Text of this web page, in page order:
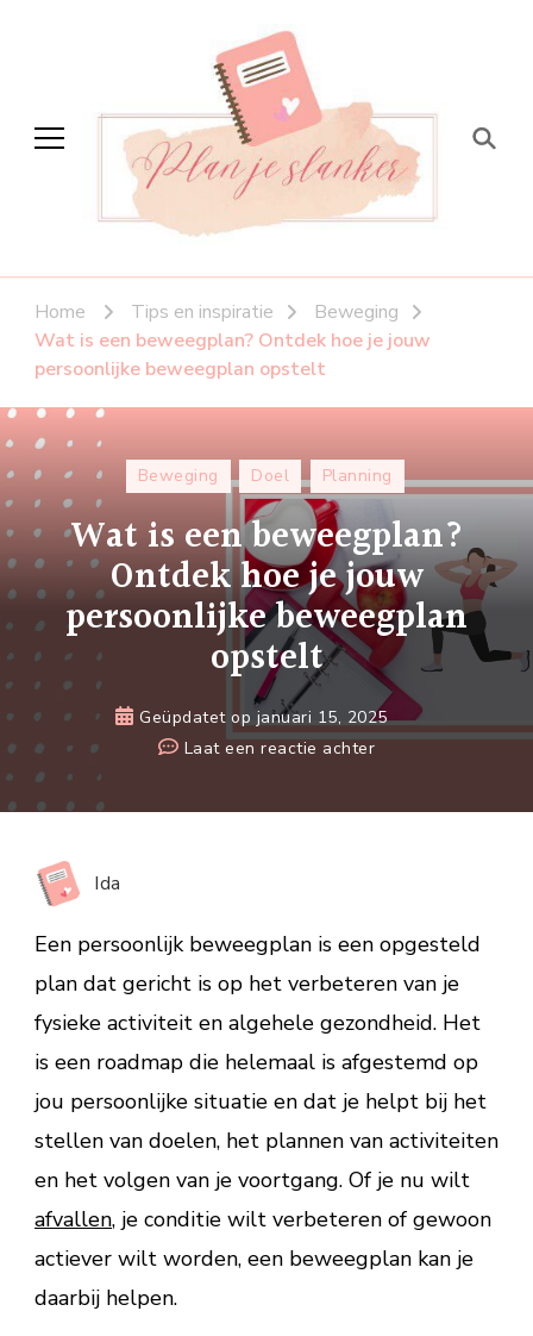
Plan je slanker
Home Tips en inspiratie
Beweging
Wat is een beweegplan? Ontdek hoe je jouw
persoonlijke beweegplan opstelt
Beweging Doel Planning
Wat is een beweegplan?
Ontdek hoe je jouw
persoonlijke beweegplan
opstelt
Geüpdatet op januari 15, 2025
Laat een reactie achterop
is
jouw
persoonlijke
beweegplan
opstelt
Ida
Een persoonlijk beweegplan is een opgesteld
plan dat gericht is op het verbeteren van je
fysieke activiteit en algehele gezondheid. Het
is een roadmap die helemaal is afgestemd op
jou persoonlijke situatie en dat je helpt bij het
stellen van doelen, het plannen van activiteiten
en het volgen van je voortgang. Of je nu wilt
afvallen, je conditie wilt verbeteren of gewoon
actiever wilt worden, een beweegplan kan je
daarbij helpen.